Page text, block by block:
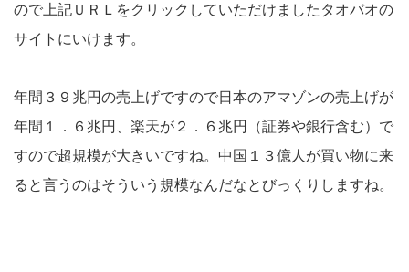
ので上記ＵＲＬをクリックしていただけましたタオバオの
サイトにいけます。
年間３９兆円の売上げですので日本のアマゾンの売上げが
年間１．６兆円、楽天が２．６兆円（証券や銀行含む）で
すので超規模が大きいですね。中国１３億人が買い物に来
ると言うのはそういう規模なんだなとびっくりしますね。